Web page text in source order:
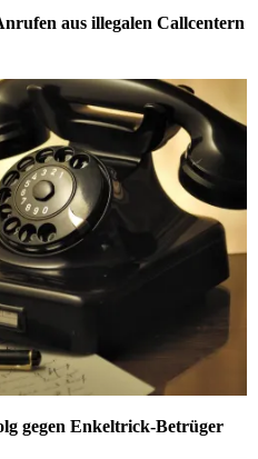
aus illegalen Callcentern
gegen Enkeltrick-Betrüger